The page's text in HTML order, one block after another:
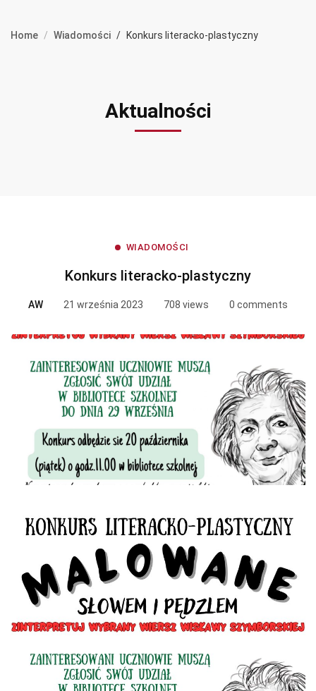
Home Wiadomości Konkurs literacko-plastyczny
Aktualności
WIADOMOŚCI
Konkurs literacko-plastyczny
AW 21 września 2023 708 views 0 comments